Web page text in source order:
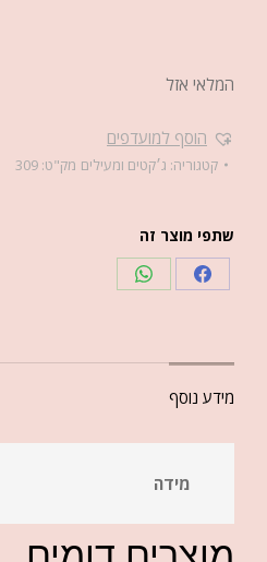
המלאי אזל
הוסף למועדפים
קטגוריה: ג׳קטים ומעילים מק"ט:309
שתפי מוצר זה
מידע נוסף
מידה